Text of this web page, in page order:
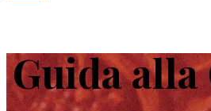
Guida alla